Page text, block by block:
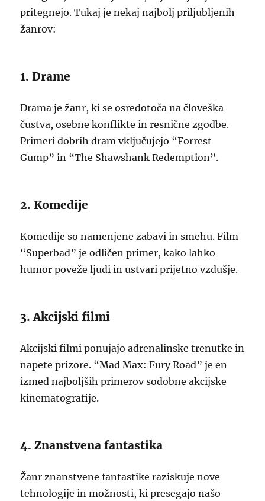
pritegnejo. Tukaj je nekaj najbolj priljubljenih
žanrov:
1. Drame
Drama je žanr, ki se osredotoča na človeška
čustva, osebne konflikte in resnične zgodbe.
Primeri dobrih dram vključujejo “Forrest
Gump” in “The Shawshank Redemption”.
2. Komedije
Komedije so namenjene zabavi in smehu. Film
“Superbad” je odličen primer, kako lahko
humor poveže ljudi in ustvari prijetno vzdušje.
3. Akcijski filmi
Akcijski filmi ponujajo adrenalinske trenutke in
napete prizore. “Mad Max: Fury Road” je en
izmed najboljših primerov sodobne akcijske
kinematografije.
4. Znanstvena fantastika
Žanr znanstvene fantastike raziskuje nove
tehnologije in možnosti, ki presegajo našo